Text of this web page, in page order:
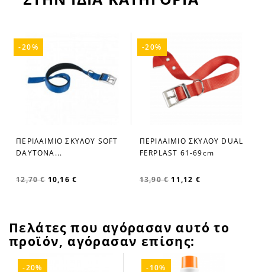
favorite_border
ΠΕΡΙΛΑΙΜΙΟ ΣΚΥΛΟΥ SOFT
DAYTONA...
12,70 € 10,16 €
-20%
favorite_border
ΠΕΡΙΛΑΙΜΙΟ ΣΚΥΛΟΥ DUAL
FERPLAST 61-69cm
13,90 € 11,12 €
-20%
Πελάτες που αγόρασαν αυτό το
προϊόν, αγόρασαν επίσης:
-20% -10%